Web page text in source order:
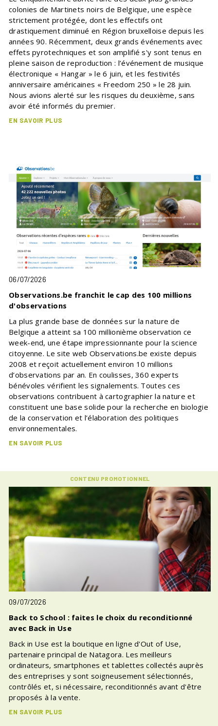
colonies de Martinets noirs de Belgique, une espèce
strictement protégée, dont les effectifs ont
drastiquement diminué en Région bruxelloise depuis les
années 90. Récemment, deux grands événements avec
effets pyrotechniques et son amplifié s'y sont tenus en
pleine saison de reproduction : l’événement de musique
électronique « Hangar » le 6 juin, et les festivités
anniversaire américaines « Freedom 250 » le 28 juin.
Nous avions alerté sur les risques du deuxième, sans
avoir été informés du premier.
EN SAVOIR PLUS
06/07/2026
Observations.be franchit le cap des 100 millions
d'observations
La plus grande base de données sur la nature de
Belgique a atteint sa 100 millionième observation ce
week-end, une étape impressionnante pour la science
citoyenne. Le site web Observations.be existe depuis
2008 et reçoit actuellement environ 10 millions
d’observations par an. En coulisses, 360 experts
bénévoles vérifient les signalements. Toutes ces
observations contribuent à cartographier la nature et
constituent une base solide pour la recherche en biologie
de la conservation et l’élaboration des politiques
environnementales.
EN SAVOIR PLUS
CONTENU PROMOTIONNEL
09/07/2026
Back to School : faites le choix du reconditionné
avec Back in Use
Back in Use est la boutique en ligne d'Out of Use,
partenaire principal de Natagora. Les meilleurs
ordinateurs, smartphones et tablettes collectés auprès
des entreprises y sont soigneusement sélectionnés,
contrôlés et, si nécessaire, reconditionnés avant d'être
proposés à la vente.
EN SAVOIR PLUS